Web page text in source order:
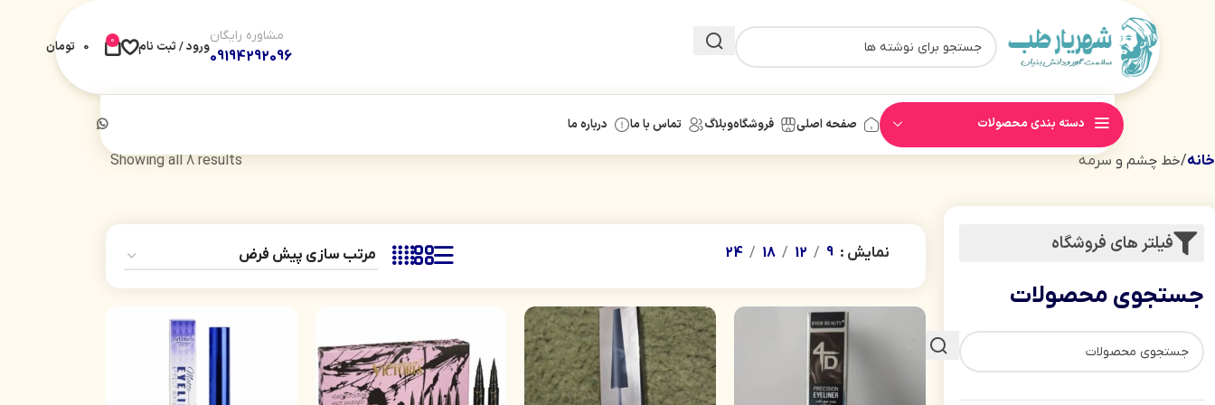
مشاوره رایگان
09194292096
ورود / ثبت نام 0
0 تومان
دسته بندی محصولات صفحه اصلی فروشگاهوبلاگ تماس با ما درباره ما
خانه خط چشم و سرمه Showing all 8 results
فیلتر های فروشگاه
جستجوی محصولات
نمایش 9
12
18
24